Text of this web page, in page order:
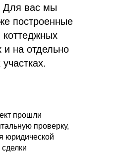
Для вас мы
построенные
и на отдельно
прошли
проверку,
юридической